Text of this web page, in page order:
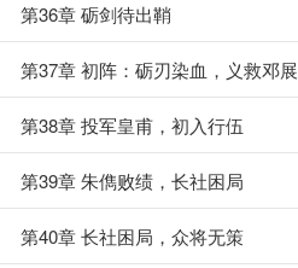
第36章 砺剑待出鞘
第37章 初阵：砺刃染血，义救邓展
第38章 投军皇甫，初入行伍
第39章 朱儁败绩，长社困局
第40章 长社困局，众将无策